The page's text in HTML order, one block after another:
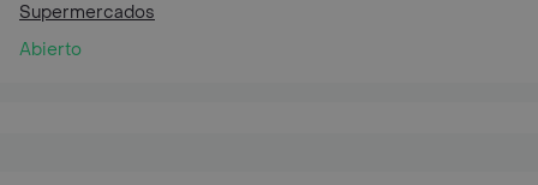
Supermercados
Abierto